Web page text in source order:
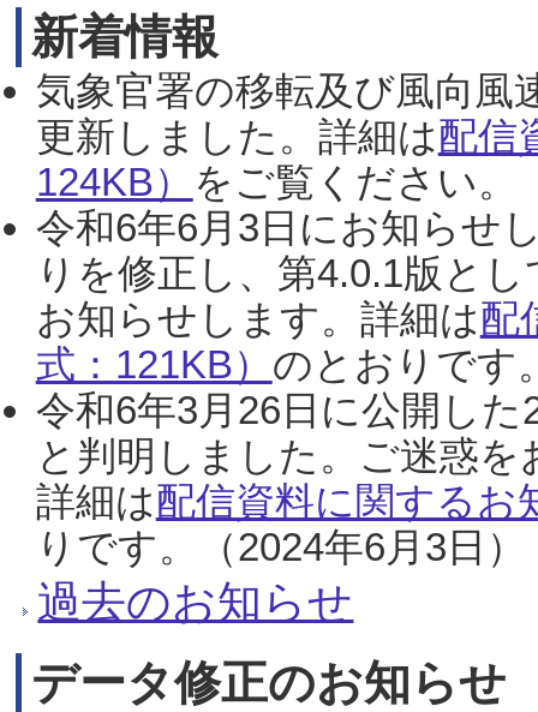
新着情報
気象官署の移転及び風向風
更新しました。詳細は配信
124KB） をご覧ください。
令和6年6月3日にお知らせ
りを修正し、第4.0.1版と
お知らせします。詳細は配
式：121KB） のとおりです
令和6年3月26日に公開し
と判明しました。ご迷惑
詳細は配信資料に関するお
りです。（2024年6月3日）
過去のお知らせ
データ修正のお知らせ